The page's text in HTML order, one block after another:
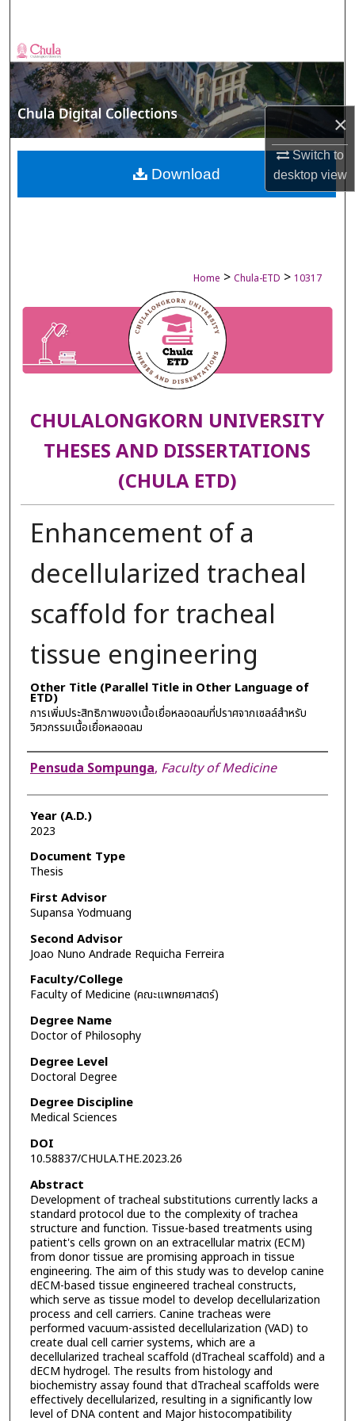
×
Switch to
desktopview
Browse Collections
My Account
About
Digital Commons Network™
Home > Chula-ETD > 10317
CHULALONGKORN UNIVERSITY
THESES AND DISSERTATIONS
(CHULA ETD)
Enhancement of a
decellularized tracheal
scaffold for tracheal
tissue engineering
Other Title (Parallel Title in Other Language of
ETD)
การเพิ่มประสิทธิภาพของเนื้อเยื่อหลอดลมที่ปราศจากเซลล์สำหรับ
วิศวกรรมเนื้อเยื่อหลอดลม
Author
Pensuda Sompunga, Faculty of Medicine
Year (A.D.)
2023
Document Type
Thesis
First Advisor
Supansa Yodmuang
Second Advisor
Joao Nuno Andrade Requicha Ferreira
Faculty/College
Faculty of Medicine (คณะแพทยศาสตร์)
Degree Name
Doctor of Philosophy
Degree Level
Doctoral Degree
Degree Discipline
Medical Sciences
DOI
10.58837/CHULA.THE.2023.26
Abstract
Development of tracheal substitutions currently lacks a
standard protocol due to the complexity of trachea
structure and function. Tissue-based treatments using
patient's cells grown on an extracellular matrix (ECM)
from donor tissue are promising approach in tissue
engineering. The aim of this study was to develop canine
dECM-based tissue engineered tracheal constructs,
which serve as tissue model to develop decellularization
process and cell carriers. Canine tracheas were
performed vacuum-assisted decellularization (VAD) to
create dual cell carrier systems, which are a
decellularized tracheal scaffold (dTracheal scaffold) and a
dECM hydrogel. The results from histology and
biochemistry assay found that dTracheal scaffolds were
effectively decellularized, resulting in a significantly low
level of DNA content and Major histocompatibility
Download